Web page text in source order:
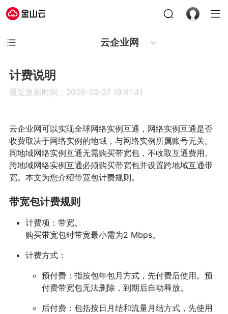
云企业网
计费说明
最近更新时间：2026-02-27 19:41:41
云企业网可以实现全球网络实例互通，网络实例互通是否
收费取决于网络实例的地域，与网络实例所属账号无关。
同地域网络实例互通无需购买带宽包，不收取互通费用。
跨地域网络实例互通必须购买带宽包并设置跨地域互通带
宽。本文为您介绍带宽包计费规则。
带宽包计费规则
计费项：带宽。
购买带宽包时带宽最小需为2 Mbps。
计费方式：
预付费：指按包年包月方式，先付费后使用。预
付费带宽包无法删除，到期后自动释放。
后付费：包括按日月结和流量月结方式，先使用